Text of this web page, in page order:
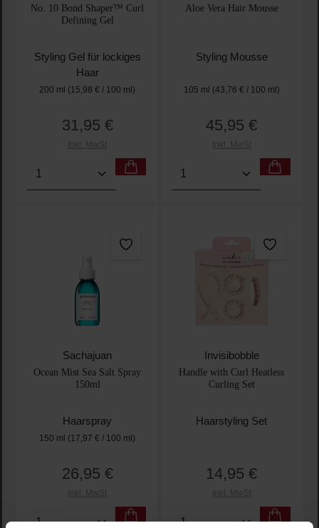
No. 10 Bond Shaper™ Curl
Defining Gel
Styling Gel für lockiges
Haar
200 ml (15,98 € / 100 ml)
Regulärer Preis:
31,95 €
Inkl. MwSt
Produkt Anzahl: Gib den gewünschten Wert ein
Aloe Vera Hair Mousse
Styling Mousse
105 ml (43,76 € / 100 ml)
Regulärer Preis:
45,95 €
Inkl. MwSt
Produkt Anzahl: Gib
Sachajuan
Ocean Mist Sea Salt Spray
150ml
Haarspray
150 ml (17,97 € / 100 ml)
Regulärer Preis:
26,95 €
Inkl. MwSt
Produkt Anzahl: Gib den gewünschten Wert ein
Invisibobble
Handle with Curl Heatless
Curling Set
Haarstyling Set
Regulärer Preis:
14,95 €
Inkl. MwSt
Produkt Anzahl: Gib